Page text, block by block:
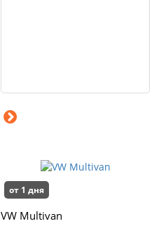
от 1 дня
VW Multivan